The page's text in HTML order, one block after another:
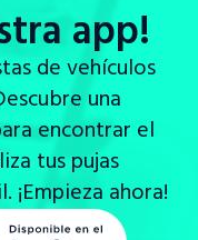
app!
de vehículos
una
encontrar el
tus pujas
ahora!